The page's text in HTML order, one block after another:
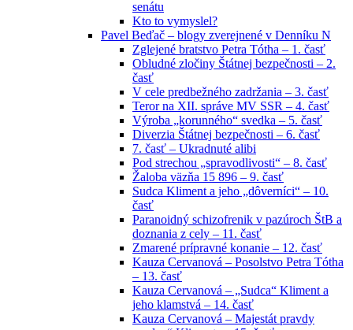
senátu
Kto to vymyslel?
Pavel Beďač – blogy zverejnené v Denníku N
Zglejené bratstvo Petra Tótha – 1. časť
Obludné zločiny Štátnej bezpečnosti – 2.
časť
V cele predbežného zadržania – 3. časť
Teror na XII. správe MV SSR – 4. časť
Výroba „korunného“ svedka – 5. časť
Diverzia Štátnej bezpečnosti – 6. časť
7. časť – Ukradnuté alibi
Pod strechou „spravodlivosti“ – 8. časť
Žaloba väzňa 15 896 – 9. časť
Sudca Kliment a jeho „dôverníci“ – 10.
časť
Paranoidný schizofrenik v pazúroch ŠtB a
doznania z cely – 11. časť
Zmarené prípravné konanie – 12. časť
Kauza Cervanová – Posolstvo Petra Tótha
– 13. časť
Kauza Cervanová – „Sudca“ Kliment a
jeho klamstvá – 14. časť
Kauza Cervanová – Majestát pravdy